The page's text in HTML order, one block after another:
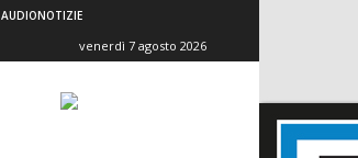
AUDIONOTIZIE
venerdì 7 agosto 2026